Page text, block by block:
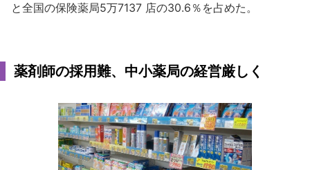
と全国の保険薬局5万7137 店の30.6％を占めた。
薬剤師の採用難、中小薬局の経営厳しく